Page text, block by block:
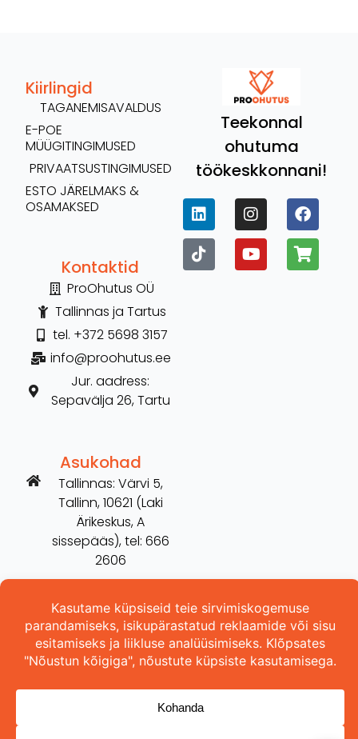
Teekonnal
ohutuma
töökeskkonnani!
Kontaktid
ProOhutus OÜ
Tallinnas ja Tartus
tel. +372 5698 3157
info@proohutus.ee
Jur. aadress:
Sepavälja 26, Tartu
Kiirlingid
TAGANEMISAVALDUS
E-POE
MÜÜGITINGIMUSED
PRIVAATSUSTINGIMUSED
ESTO JÄRELMAKS &
OSAMAKSED
Asukohad
Tallinnas: Värvi 5,
Tallinn, 10621 (Laki
Ärikeskus, A
sissepääs), tel: 666
2606
Tartu, 50115 (vana
Hilarise maja), tel:
5698 3157